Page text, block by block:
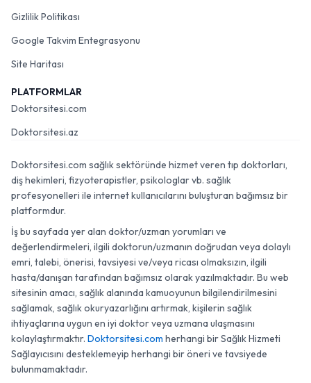
Gizlilik Politikası
Google Takvim Entegrasyonu
Site Haritası
PLATFORMLAR
Doktorsitesi.com
Doktorsitesi.az
Doktorsitesi.com sağlık sektöründe hizmet veren tıp doktorları,
diş hekimleri, fizyoterapistler, psikologlar vb. sağlık
profesyonelleri ile internet kullanıcılarını buluşturan bağımsız bir
platformdur.
İş bu sayfada yer alan doktor/uzman yorumları ve
değerlendirmeleri, ilgili doktorun/uzmanın doğrudan veya dolaylı
emri, talebi, önerisi, tavsiyesi ve/veya ricası olmaksızın, ilgili
hasta/danışan tarafından bağımsız olarak yazılmaktadır. Bu web
sitesinin amacı, sağlık alanında kamuoyunun bilgilendirilmesini
sağlamak, sağlık okuryazarlığını artırmak, kişilerin sağlık
ihtiyaçlarına uygun en iyi doktor veya uzmana ulaşmasını
kolaylaştırmaktır. Doktorsitesi.com herhangi bir Sağlık Hizmeti
Sağlayıcısını desteklemeyip herhangi bir öneri ve tavsiyede
bulunmamaktadır.